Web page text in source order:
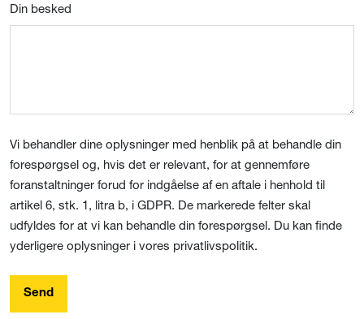
Din besked
Vi behandler dine oplysninger med henblik på at behandle din
forespørgsel og, hvis det er relevant, for at gennemføre
foranstaltninger forud for indgåelse af en aftale i henhold til
artikel 6, stk. 1, litra b, i GDPR. De markerede felter skal
udfyldes for at vi kan behandle din forespørgsel. Du kan finde
yderligere oplysninger i vores privatlivspolitik.
Send